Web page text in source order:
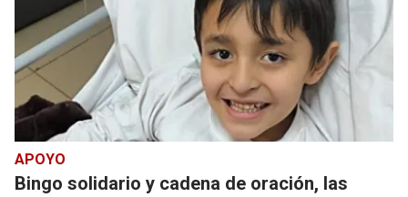
APOYO
Bingo solidario y cadena de oración, las